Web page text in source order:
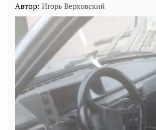
Автор: Игорь Верховский